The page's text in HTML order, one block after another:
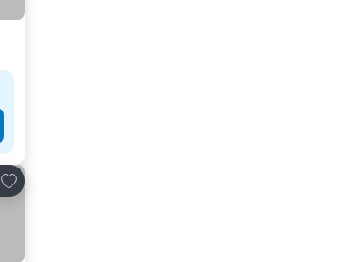
Dodati u favorite